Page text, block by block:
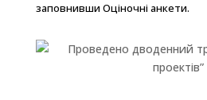
заповнивши Оціночні анкети.